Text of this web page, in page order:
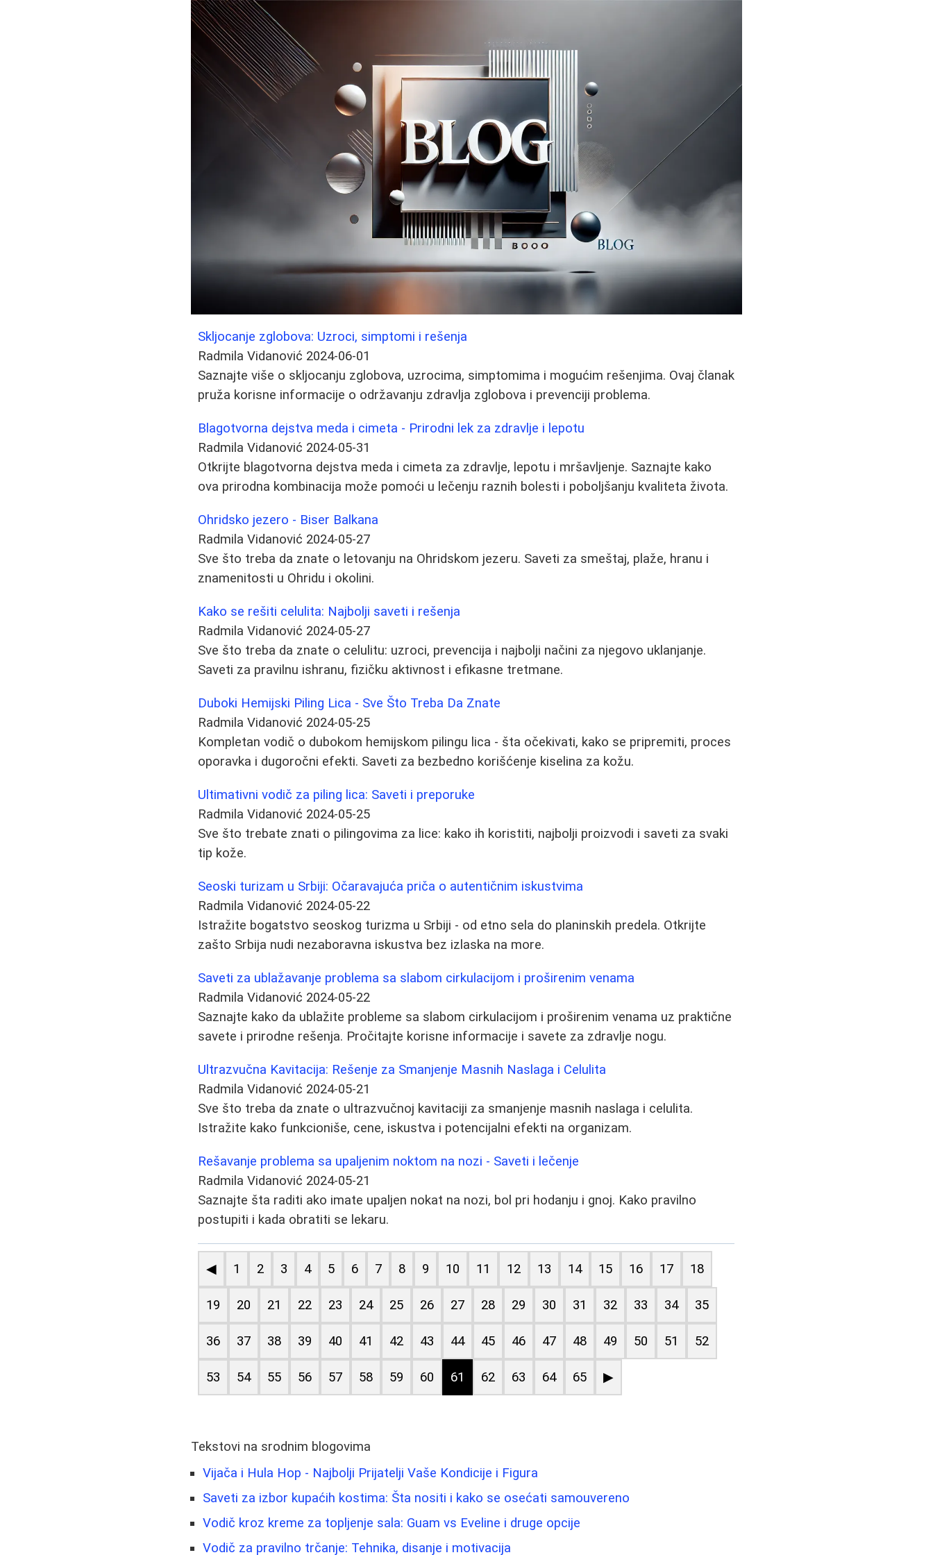
Skljocanje zglobova: Uzroci, simptomi i rešenja
Radmila Vidanović 2024-06-01
Saznajte više o skljocanju zglobova, uzrocima, simptomima i mogućim rešenjima. Ovaj članak
pruža korisne informacije o održavanju zdravlja zglobova i prevenciji problema.
Blagotvorna dejstva meda i cimeta - Prirodni lek za zdravlje i lepotu
Radmila Vidanović 2024-05-31
Otkrijte blagotvorna dejstva meda i cimeta za zdravlje, lepotu i mršavljenje. Saznajte kako
ova prirodna kombinacija može pomoći u lečenju raznih bolesti i poboljšanju kvaliteta života.
Ohridsko jezero - Biser Balkana
Radmila Vidanović 2024-05-27
Sve što treba da znate o letovanju na Ohridskom jezeru. Saveti za smeštaj, plaže, hranu i
znamenitosti u Ohridu i okolini.
Kako se rešiti celulita: Najbolji saveti i rešenja
Radmila Vidanović 2024-05-27
Sve što treba da znate o celulitu: uzroci, prevencija i najbolji načini za njegovo uklanjanje.
Saveti za pravilnu ishranu, fizičku aktivnost i efikasne tretmane.
Duboki Hemijski Piling Lica - Sve Što Treba Da Znate
Radmila Vidanović 2024-05-25
Kompletan vodič o dubokom hemijskom pilingu lica - šta očekivati, kako se pripremiti, proces
oporavka i dugoročni efekti. Saveti za bezbedno korišćenje kiselina za kožu.
Ultimativni vodič za piling lica: Saveti i preporuke
Radmila Vidanović 2024-05-25
Sve što trebate znati o pilingovima za lice: kako ih koristiti, najbolji proizvodi i saveti za svaki
tip kože.
Seoski turizam u Srbiji: Očaravajuća priča o autentičnim iskustvima
Radmila Vidanović 2024-05-22
Istražite bogatstvo seoskog turizma u Srbiji - od etno sela do planinskih predela. Otkrijte
zašto Srbija nudi nezaboravna iskustva bez izlaska na more.
Saveti za ublažavanje problema sa slabom cirkulacijom i proširenim venama
Radmila Vidanović 2024-05-22
Saznajte kako da ublažite probleme sa slabom cirkulacijom i proširenim venama uz praktične
savete i prirodne rešenja. Pročitajte korisne informacije i savete za zdravlje nogu.
Ultrazvučna Kavitacija: Rešenje za Smanjenje Masnih Naslaga i Celulita
Radmila Vidanović 2024-05-21
Sve što treba da znate o ultrazvučnoj kavitaciji za smanjenje masnih naslaga i celulita.
Istražite kako funkcioniše, cene, iskustva i potencijalni efekti na organizam.
Rešavanje problema sa upaljenim noktom na nozi - Saveti i lečenje
Radmila Vidanović 2024-05-21
Saznajte šta raditi ako imate upaljen nokat na nozi, bol pri hodanju i gnoj. Kako pravilno
postupiti i kada obratiti se lekaru.
◀ 1 2 3 4 5 6 7 8 9 10 11 12 13 14 15 16 17 18
19 20 21 22 23 24 25 26 27 28 29 30 31 32 33 34 35
36 37 38 39 40 41 42 43 44 45 46 47 48 49 50 51 52
53 54 55 56 57 58 59 60 61 62 63 64 65 ▶
Tekstovi na srodnim blogovima
Vijača i Hula Hop - Najbolji Prijatelji Vaše Kondicije i Figura
Saveti za izbor kupaćih kostima: Šta nositi i kako se osećati samouvereno
Vodič kroz kreme za topljenje sala: Guam vs Eveline i druge opcije
Vodič za pravilno trčanje: Tehnika, disanje i motivacija